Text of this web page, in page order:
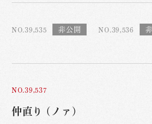
NO.39,535 NO.39,536
NO.39,537
仲直り (ノァ)